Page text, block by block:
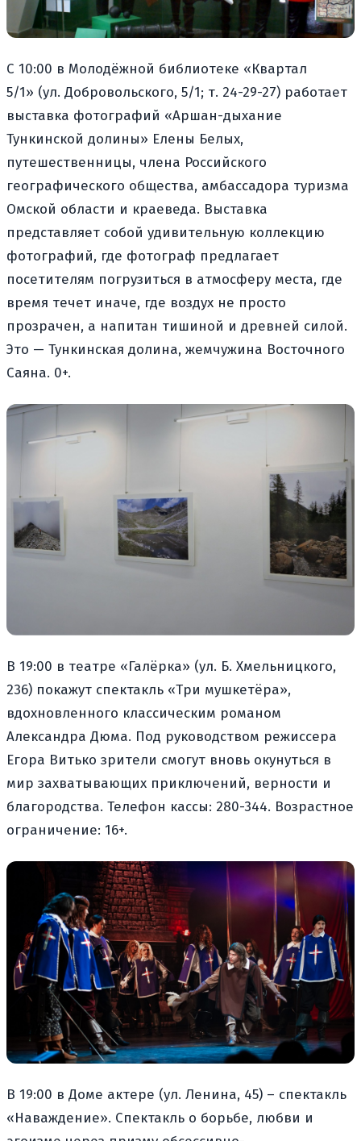
С 10:00 в Молодёжной библиотеке «Квартал
5/1» (ул. Добровольского, 5/1; т. 24-29-27) работает
выставка фотографий «Аршан-дыхание
Тункинской долины» Елены Белых,
путешественницы, члена Российского
географического общества, амбассадора туризма
Омской области и краеведа. Выставка
представляет собой удивительную коллекцию
фотографий, где фотограф предлагает
посетителям погрузиться в атмосферу места, где
время течет иначе, где воздух не просто
прозрачен, а напитан тишиной и древней силой.
Это — Тункинская долина, жемчужина Восточного
Саяна. 0+.
В 19:00 в театре «Галёрка» (ул. Б. Хмельницкого,
236) покажут спектакль «Три мушкетёра»,
вдохновленного классическим романом
Александра Дюма. Под руководством режиссера
Егора Витько зрители смогут вновь окунуться в
мир захватывающих приключений, верности и
благородства. Телефон кассы: 280-344. Возрастное
ограничение: 16+.
В 19:00 в Доме актере (ул. Ленина, 45) – спектакль
«Наваждение». Спектакль о борьбе, любви и